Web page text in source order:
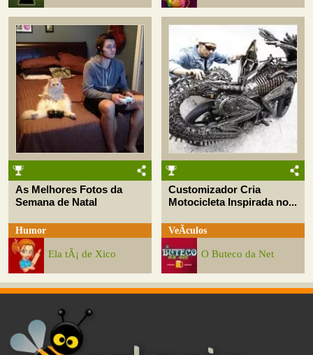
As Melhores Fotos da
Semana de Natal
Humor
Ela tÃ¡ de Xico
Customizador Cria
Motocicleta Inspirada no...
VeÃ­culos
O Buteco da Net